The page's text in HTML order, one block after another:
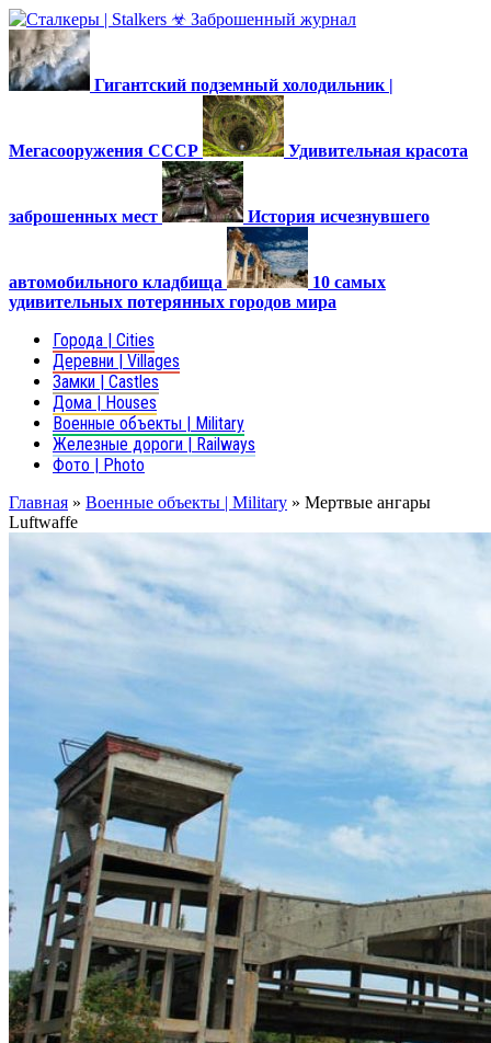
Гигантский подземный холодильник |
Мегасооружения СССР Удивительная красота
заброшенных мест История исчезнувшего
автомобильного кладбища
10 самых
удивительных потерянных городов мира
Города | Cities
Деревни | Villages
Замки | Castles
Дома | Houses
Военные объекты | Military
Железные дороги | Railways
Фото | Photo
Главная » Военные объекты | Military » Мертвые ангары
Luftwaffe